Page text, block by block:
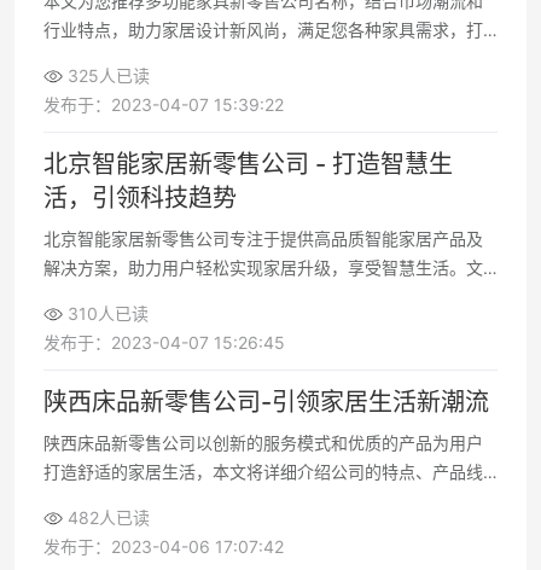
行业特点，助力家居设计新风尚，满足您各种家具需求，打
325人已读
发布于：2023-04-07 15:39:22
北京智能家居新零售公司 - 打造智慧生
活，引领科技趋势
北京智能家居新零售公司专注于提供高品质智能家居产品及
解决方案，助力用户轻松实现家居升级，享受智慧生活。文
310人已读
发布于：2023-04-07 15:26:45
陕西床品新零售公司-引领家居生活新潮流
陕西床品新零售公司以创新的服务模式和优质的产品为用户
打造舒适的家居生活，本文将详细介绍公司的特点、产品线
482人已读
发布于：2023-04-06 17:07:42